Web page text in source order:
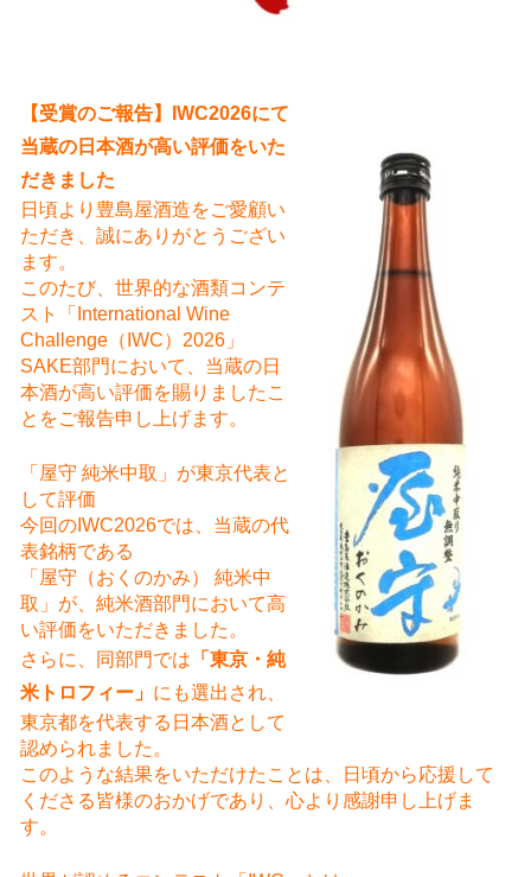
【受賞のご報告】IWC2026にて
当蔵の日本酒が高い評価をいた
だきました
日頃より豊島屋酒造をご愛顧い
ただき、誠にありがとうござい
ます。
このたび、世界的な酒類コンテ
スト「International Wine
Challenge（IWC）2026」
SAKE部門において、当蔵の日
本酒が高い評価を賜りましたこ
とをご報告申し上げます。
「屋守 純米中取」が東京代表と
して評価
今回のIWC2026では、当蔵の代
表銘柄である
「屋守（おくのかみ） 純米中
取」が、純米酒部門において高
い評価をいただきました。
さらに、同部門では 「東京・純
米トロフィー」 にも選出され、
東京都を代表する日本酒として
認められました。
このような結果をいただけたことは、日頃から応援して
くださる皆様のおかげであり、心より感謝申し上げま
す。